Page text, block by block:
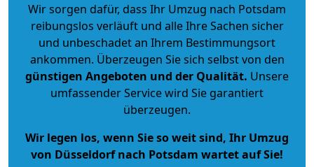
Wir sorgen dafür, dass Ihr Umzug nach Potsdam
reibungslos verläuft und alle Ihre Sachen sicher
und unbeschadet an Ihrem Bestimmungsort
ankommen. Überzeugen Sie sich selbst von den
günstigen Angeboten und der Qualität. Unsere
umfassender Service wird Sie garantiert
überzeugen.
Wir legen los, wenn Sie so weit sind, Ihr Umzug
von Düsseldorf nach Potsdam wartet auf Sie!